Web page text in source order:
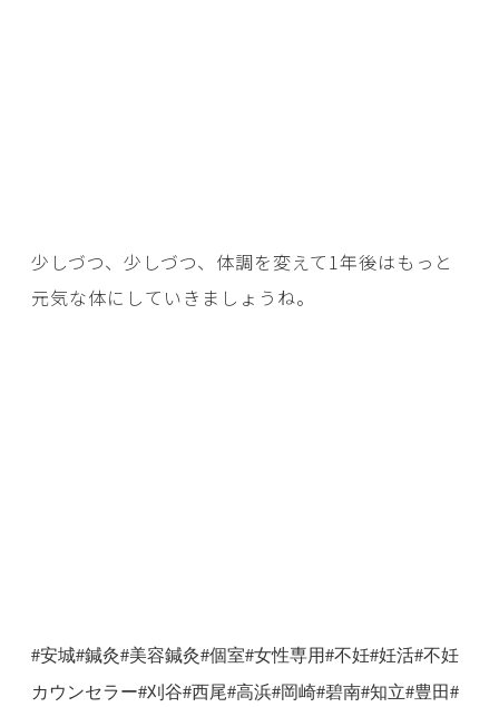
少しづつ、少しづつ、体調を変えて1年後はもっと
元気な体にしていきましょうね。
#安城#鍼灸#美容鍼灸#個室#女性専用#不妊#妊活#不妊
カウンセラー#刈谷#西尾#高浜#岡崎#碧南#知立#豊田#